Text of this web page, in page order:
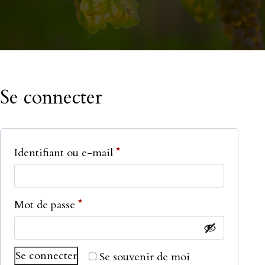
Se connecter
Identifiant ou e-mail *Obligatoire
Mot de passe *Obligatoire
Se souvenir de moi
Se connecter